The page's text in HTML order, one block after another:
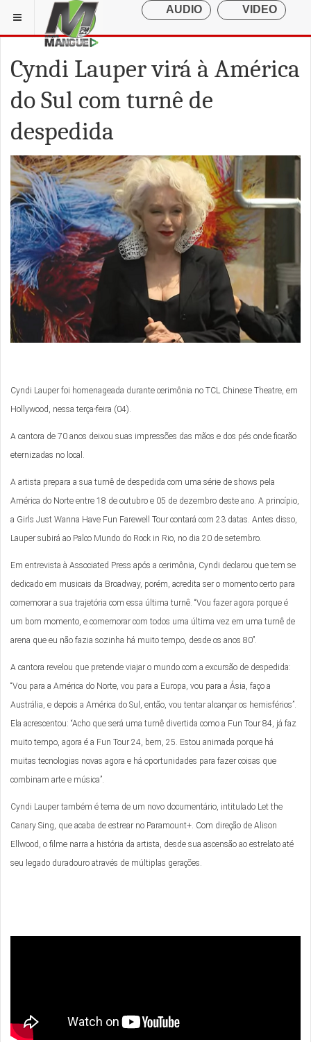
Cyndi Lauper virá à América
do Sul com turnê de
despedida
Cyndi Lauper foi homenageada durante cerimônia no TCL Chinese Theatre, em
Hollywood, nessa terça-feira (04).
A cantora de 70 anos deixou suas impressões das mãos e dos pés onde ficarão
eternizadas no local.
A artista prepara a sua turnê de despedida com uma série de shows pela
América do Norte entre 18 de outubro e 05 de dezembro deste ano. A princípio,
a Girls Just Wanna Have Fun Farewell Tour contará com 23 datas. Antes disso,
Lauper subirá ao Palco Mundo do Rock in Rio, no dia 20 de setembro.
Em entrevista à Associated Press após a cerimônia, Cyndi declarou que tem se
dedicado em musicais da Broadway, porém, acredita ser o momento certo para
comemorar a sua trajetória com essa última turnê. “Vou fazer agora porque é
um bom momento, e comemorar com todos uma última vez em uma turnê de
arena que eu não fazia sozinha há muito tempo, desde os anos 80”.
A cantora revelou que pretende viajar o mundo com a excursão de despedida:
“Vou para a América do Norte, vou para a Europa, vou para a Ásia, faço a
Austrália, e depois a América do Sul, então, vou tentar alcançar os hemisférios”.
Ela acrescentou: “Acho que será uma turnê divertida como a Fun Tour 84, já faz
muito tempo, agora é a Fun Tour 24, bem, 25. Estou animada porque há
muitas tecnologias novas agora e há oportunidades para fazer coisas que
combinam arte e música”.
Cyndi Lauper também é tema de um novo documentário, intitulado Let the
Canary Sing, que acaba de estrear no Paramount+. Com direção de Alison
Ellwood, o filme narra a história da artista, desde sua ascensão ao estrelato até
seu legado duradouro através de múltiplas gerações.